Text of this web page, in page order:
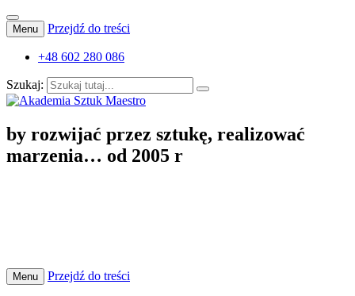
Menu Przejdź do treści
+48 602 280 086
Szukaj:
Akademia Sztuk Maestro
Szkoła Muzyczna I stopnia, Szkoła Tańca i Baletu, Obozy
Artystyczne
by rozwijać przez sztukę, realizować
marzenia… od 2005 r
Menu Przejdź do treści